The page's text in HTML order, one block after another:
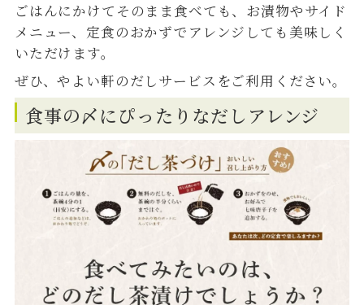
ごはんにかけてそのまま食べても、お漬物やサイド
メニュー、定食のおかずでアレンジしても美味しく
いただけます。
ぜひ、やよい軒のだしサービスをご利用ください。
食事の〆にぴったりなだしアレンジ